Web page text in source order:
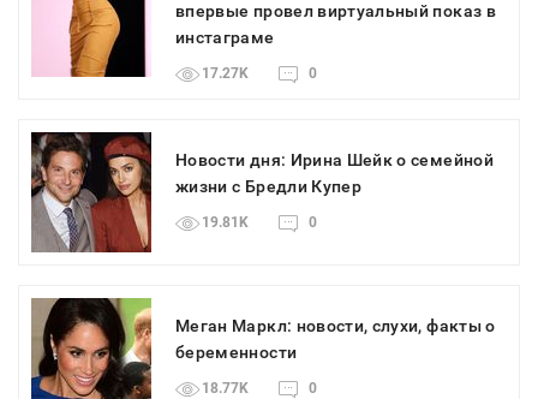
впервые провел виртуальный показ в
инстаграме
17.27K 0
Новости дня: Ирина Шейк о семейной
жизни с Бредли Купер
19.81K 0
Меган Маркл: новости, слухи, факты о
беременности
18.77K 0